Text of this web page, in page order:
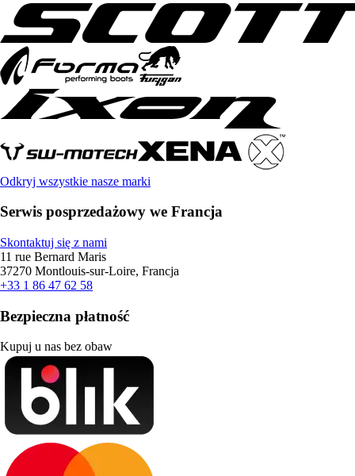
Odkryj wszystkie nasze marki
Serwis posprzedażowy we Francja
Skontaktuj się z nami
11 rue Bernard Maris
37270 Montlouis-sur-Loire, Francja
+33 1 86 47 62 58
Bezpieczna płatność
Kupuj u nas bez obaw